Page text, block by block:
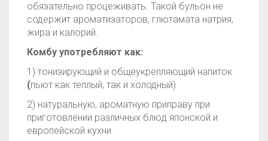
обязательно процеживать. Такой бульон не
содержит ароматизаторов, глютамата натрия,
жира и калорий.
Комбу употребляют как:
1) тонизирующий и общеукрепляющий напиток
(пьют как теплый, так и холодный)
2) натуральную, ароматную приправу при
приготовлении различных блюд японской и
европейской кухни.